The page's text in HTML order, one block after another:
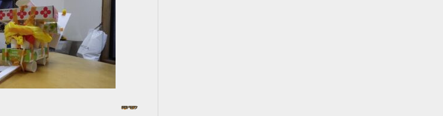
工作しょう！
In お子様コース
2024年8月12日